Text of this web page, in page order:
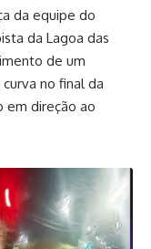
da equipe do
da Lagoa das
de um
no final da
em direção ao